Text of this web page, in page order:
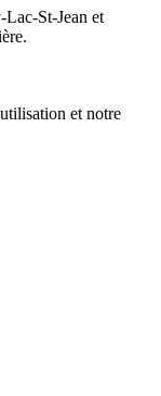
St-Jean et
et notre